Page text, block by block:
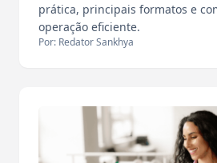
prática, principais formatos e
operação eficiente.
Por: Redator Sankhya